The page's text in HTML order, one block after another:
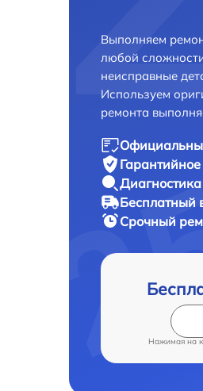
Выполняем
любой
неисправные
Используем
ремонта
Бесплатный
Срочный
Нажимая на